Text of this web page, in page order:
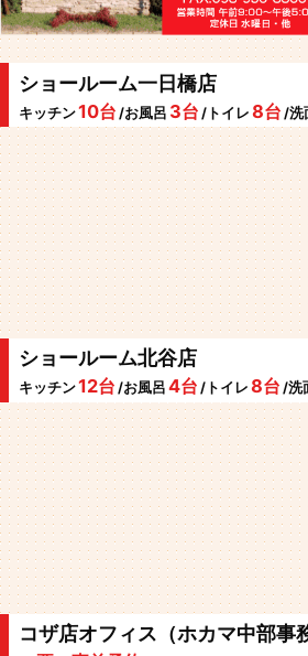
ショールーム一日橋店
キッチン10台 /お風呂 3台 /トイレ 8台 /洗
ショールーム北谷店
キッチン12台 /お風呂 4台 /トイレ 8台 /洗
コザ店オフィス（ホカマ中部事